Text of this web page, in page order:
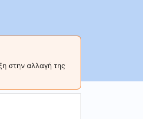
στην αλλαγή της